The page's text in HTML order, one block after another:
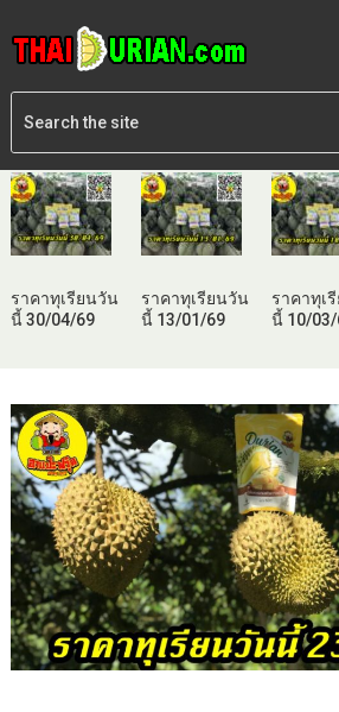
ราคาทุเรียนวัน
นี้ 30/04/69
ราคาทุเรียนวัน
นี้ 13/01/69
ราคาทุเ
นี้ 10/03/